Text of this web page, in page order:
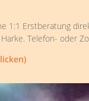
1:1 Erstberatung
Telefon- oder